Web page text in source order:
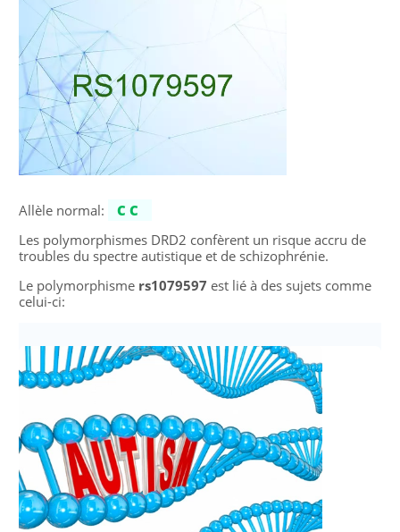
Allèle normal:
CC
Les polymorphismes DRD2 confèrent un risque accru de
troubles du spectre autistique et de schizophrénie.
Le polymorphisme rs1079597 est lié à des sujets comme
celui-ci: